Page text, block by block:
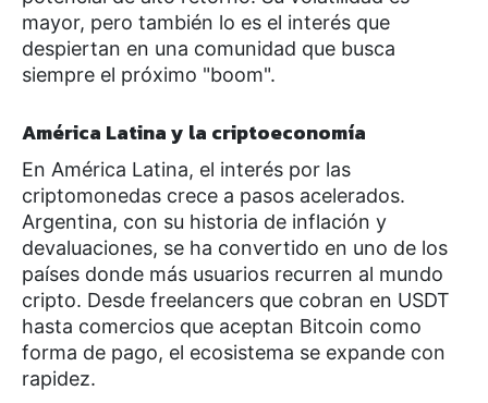
mayor, pero también lo es el interés que
despiertan en una comunidad que busca
siempre el próximo "boom".
América Latina y la criptoeconomía
En América Latina, el interés por las
criptomonedas crece a pasos acelerados.
Argentina, con su historia de inflación y
devaluaciones, se ha convertido en uno de los
países donde más usuarios recurren al mundo
cripto. Desde freelancers que cobran en USDT
hasta comercios que aceptan Bitcoin como
forma de pago, el ecosistema se expande con
rapidez.